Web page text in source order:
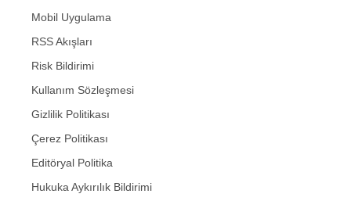
Mobil Uygulama
RSS Akışları
Risk Bildirimi
Kullanım Sözleşmesi
Gizlilik Politikası
Çerez Politikası
Editöryal Politika
Hukuka Aykırılık Bildirimi